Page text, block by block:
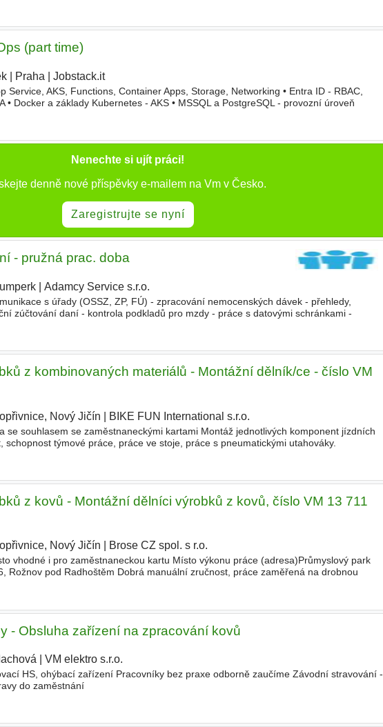
(part time)
| Praha Jobstack.it|
Service, AKS, Functions, Container Apps, Storage, Networking • Entra ID - RBAC,
• Docker a základy Kubernetes - AKS • MSSQL a PostgreSQL - provozní úroveň
Nenechte si ujít práci!
denně nové příspěvky e-mailem na Vm v Česko.
Zaregistrujte se nyní
- pružná prac. doba
| Adamcy Service s.r.o.
s úřady (OSSZ, ZP, FÚ) - zpracování nemocenských dávek - přehledy,
zúčtování daní - kontrola podkladů pro mzdy - práce s datovými schránkami -
z kombinovaných materiálů - Montážní dělník/ce - číslo VM
Nový Jičín BIKE FUN International s.r.o.
se souhlasem se zaměstnaneckými kartami Montáž jednotlivých komponent jízdních
schopnost týmové práce, práce ve stoje, práce s pneumatickými utahováky.
z kovů - Montážní dělníci výrobků z kovů, číslo VM 13 711
Nový Jičín Brose CZ spol. s r.o.
vhodné i pro zaměstnaneckou kartu Místo výkonu práce (adresa)Průmyslový park
Rožnov pod Radhoštěm Dobrá manuální zručnost, práce zaměřená na drobnou
- Obsluha zařízení na zpracování kovů
| VM elektro s.r.o.
HS, ohýbací zařízení Pracovníky bez praxe odborně zaučíme Závodní stravování -
do zaměstnání